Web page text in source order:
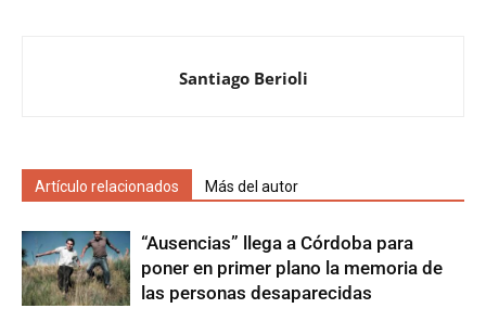
Santiago Berioli
Artículo relacionados Más del autor
“Ausencias” llega a Córdoba para
poner en primer plano la memoria de
las personas desaparecidas